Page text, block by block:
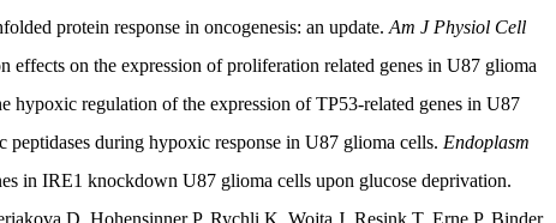
protein response in oncogenesis: an update. Am J Physiol Cell
on the expression of proliferation related genes in U87 glioma
regulation of the expression of TP53-related genes in U87
during hypoxic response in U87 glioma cells. Endoplasm
in IRE1 knockdown U87 glioma cells upon glucose deprivation.
D, Hohensinner P, Rychli K, Wojta J, Resink T, Erne P, Binder